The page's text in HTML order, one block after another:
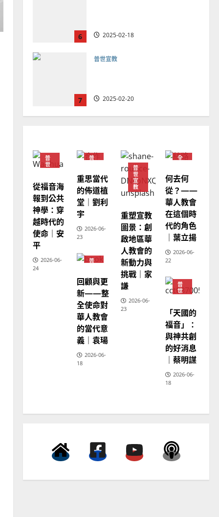
6 2025-02-18
7
普世宣教
2025-02-20
2024-01-09
2
普世宣教
福音未及之民的定義、現況
及反思｜葉大銘
2025-02-18
3
普世宣教 神學教育
宣教的整全使命｜王永信
2025-02-18
4
普世宣教
向穆斯林傳福音的可行策略
｜黃約瑟
2025-02-20
6
普世宣教
馬來西亞華人的農曆新年｜
2025-02-18
普
世
從福音海
報到公共
神學：穿
越時代的
使命｜安
平
2026-06-
24
普
教
重思當代
的佈道植
堂｜劉利
宇
2026-06-
23
普
世
宣
教
重塑宣教
圖景：創
啟地區華
人教會的
新動力與
挑戰｜家
謙
2026-06-
23
全
人
教
會
普
世
宣
教
何去何
從？——
華人教會
在這個時
代的角色
｜葉立揚
2026-06-
22
普
教
回顧與更
新——整
全使命對
華人教會
的當代意
義｜袁瑒
2026-06-
18
普
世
神
學
教
育
「天國的
福音」：
與神共創
的好消息
｜蔡明謀
2026-06-
18